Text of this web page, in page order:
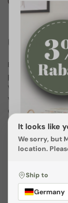
UNSER
Erlebe unsere
persönlich zu
Wunschprodukt
Wir freuen uns
Oberösterreich!
It looks like
We sorry, but
location.
Ship to
Germany